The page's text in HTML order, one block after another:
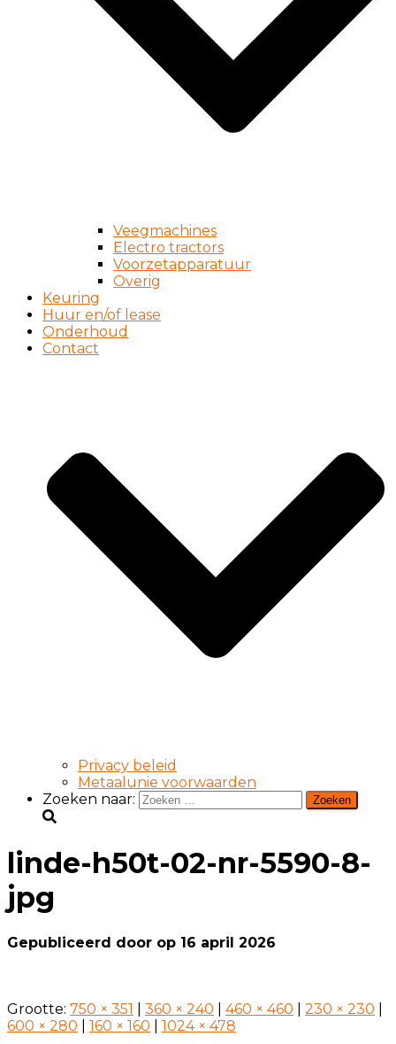
Veegmachines
Electro tractors
Voorzetapparatuur
Overig
Keuring
Huur en/of lease
Onderhoud
Contact
Privacy beleid
Metaalunie voorwaarden
Zoeken naar:
linde-h50t-02-nr-5590-8-
jpg
Gepubliceerd door op 16 april 2026
Grootte: 750 × 351 360 × 240 460 × 460 230 × 230
600 × 280
160 × 160 1024 × 478